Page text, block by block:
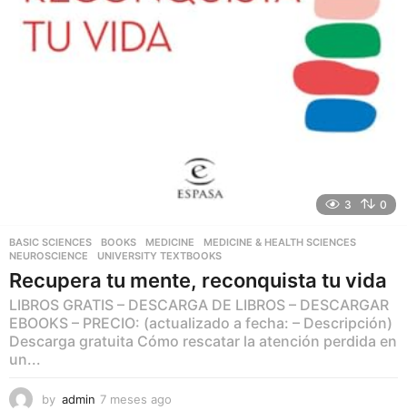
3 0
BASIC SCIENCES ,BOOKS ,MEDICINE ,MEDICINE & HEALTH SCIENCES
NEUROSCIENCE
,UNIVERSITY TEXTBOOKS
Recupera tu mente, reconquista tu vida
LIBROS GRATIS – DESCARGA DE LIBROS – DESCARGAR
EBOOKS – PRECIO: (actualizado a fecha: – Descripción)
Descarga gratuita Cómo rescatar la atención perdida en
un...
by admin 7 meses ago